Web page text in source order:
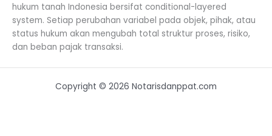
hukum tanah Indonesia bersifat conditional-layered
system. Setiap perubahan variabel pada objek, pihak, atau
status hukum akan mengubah total struktur proses, risiko,
dan beban pajak transaksi.
Copyright © 2026 Notarisdanppat.com